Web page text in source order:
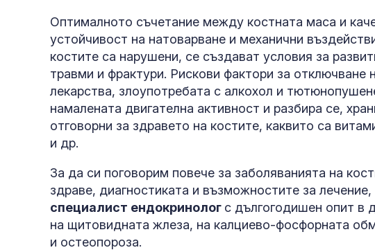
Оптималното съчетание между костната маса и
устойчивост на натоварване и механични
костите са нарушени, се създават условия за
травми и фрактури. Рискови фактори за отключване
лекарства, злоупотребата с алкохол и
намалената двигателна активност и разбира се,
отговорни за здравето на костите, каквито са
и др.
За да си поговорим повече за заболяванията на
здраве, диагностиката и възможностите за
специалист ендокринолог с дългогодишен опит в
на щитовидната жлеза, на калциево-фосфорната
и остеопороза.